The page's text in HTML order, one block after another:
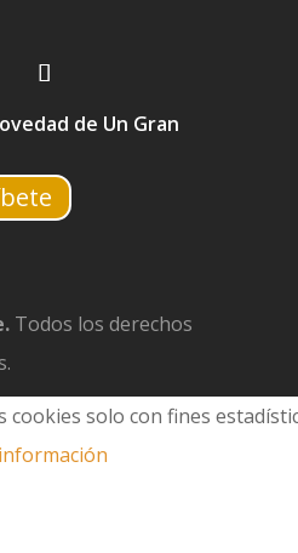
de Un Gran
Todos los derechos
cookies solo con fines